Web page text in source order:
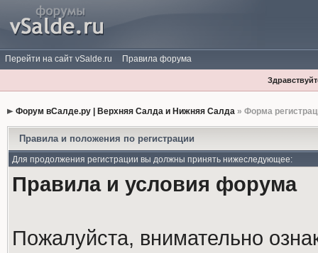
Перейти на сайт vSalde.ru Правила форума
Форум вСалде.ру | Верхняя Салда и Нижняя Салда» Форма
Правила и положения по регистрации
Для продолжения регистрации вы должны принять нижеследующее:
Правила и условия форума
Пожалуйста, внимательно